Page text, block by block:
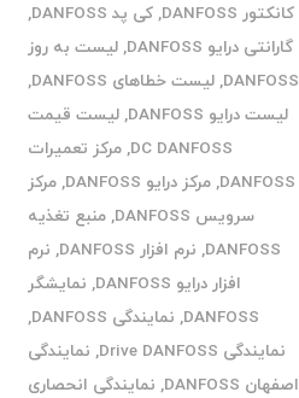
کانکتور DANFOSS
,کی پد DANFOSS
,
گارانتی درایو DANFOSS
,لیست به روز
DANFOSS
,لیست خطاهای DANFOSS
,
لیست درایو DANFOSS
,لیست قیمت
DC DANFOSS
,مرکز تعمیرات
DANFOSS
,مرکز درایو DANFOSS ,مرکز
سرویس DANFOSS
,منبع تغذیه
DANFOSS
, نرم افزار DANFOSS , نرم
افزار درایو DANFOSS
, نمایشگر
DANFOSS
, نمایندگی DANFOSS
,
نمایندگی Drive DANFOSS
, نمایندگی
اصفهان DANFOSS
, نمایندگی انحصاری